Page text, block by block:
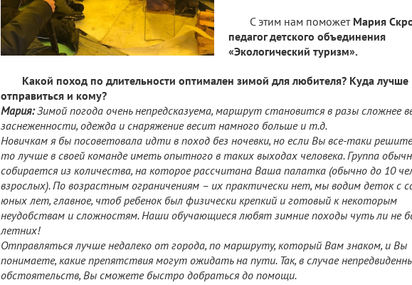
С этим нам поможетМария
педагог детского объединения
«Экологический туризм».
Какой поход по длительности оптимален зимой для любителя? Куда лучше
отправиться и кому?
Мария:Зимой погода очень непредсказуема, маршрут становится в разы сложнее
заснеженности, одежда и снаряжение весит намного больше и т.д.
Новичкам я бы посоветовала идти в поход без ночевки, но если Вы все-таки
то лучше в своей команде иметь опытного в таких выходах человека. Группа
собирается из количества, на которое рассчитана Ваша палатка (обычно до 10
взрослых). По возрастным ограничениям – их практически нет, мы водим деток с
юных лет, главное, чтоб ребенок был физически крепкий и готовый к некоторым
неудобствам и сложностям. Наши обучающиеся любят зимние походы чуть ли не
летних!
Отправляться лучше недалеко от города, по маршруту, который Вам знаком, и Вы
понимаете, какие препятствия могут ожидать на пути. Так, в случае
обстоятельств, Вы сможете быстро добраться до помощи.